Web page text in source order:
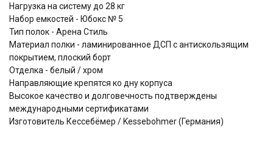
Нагрузка на систему до 28 кг
Набор емкостей - Юбокс № 5
Тип полок - Арена Стиль
Материал полки - ламинированное ДСП с антискользящим
покрытием, плоский борт
Отделка - белый / хром
Направляющие крепятся ко дну корпуса
Высокое качество и долговечность подтверждены
международными сертификатами
Изготовитель Кессебёмер / Kessebohmer (Германия)